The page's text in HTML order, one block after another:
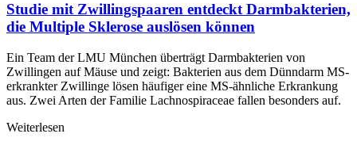
Studie mit Zwillingspaaren entdeckt Darmbakterien,
die Multiple Sklerose auslösen können
Ein Team der LMU München überträgt Darmbakterien von
Zwillingen auf Mäuse und zeigt: Bakterien aus dem Dünndarm MS-
erkrankter Zwillinge lösen häufiger eine MS-ähnliche Erkrankung
aus. Zwei Arten der Familie Lachnospiraceae fallen besonders auf.
Weiterlesen